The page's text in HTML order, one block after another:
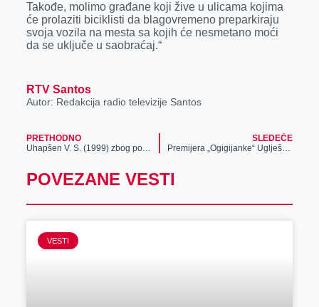
Takođe, molimo građane koji žive u ulicama kojima
će prolaziti biciklisti da blagovremeno preparkiraju
svoja vozila na mesta sa kojih će nesmetano moći
da se uključe u saobraćaj.“
RTV Santos
Autor: Redakcija radio televizije Santos
PRETHODNO
Uhapšen V. S. (1999) zbog postojanja osnova sumnje da je izvršio krivično delo neovlašćena proizvodnja i stavljanje u promet opojnih droga
SLEDEĆE
Premijera „Ogigijanke“ Uglješe Šajtinca u režiji Željka Đukića, biće održana u Narodnom pozorištu „Toša Jovanović“
POVEZANE VESTI
VESTI